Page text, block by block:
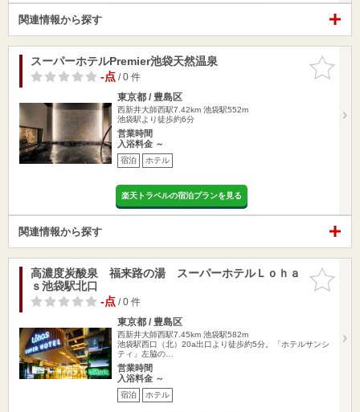
関連情報から探す
お気に入
りに追加
スーパーホテルPremier池袋天然温泉
-点/ 0 件
東京都 / 豊島区
西新井大師西駅7.42km 池袋駅552m
池袋駅より徒歩約6分
営業時間
入浴料金 ～
宿泊 ホテル
楽天トラベルの宿泊プランを見る
関連情報から探す
お気に入
りに追加
高濃度炭酸泉 福来路の湯 スーパーホテルＬｏｈａ
ｓ池袋駅北口
-点/ 0 件
東京都 / 豊島区
西新井大師西駅7.45km 池袋駅582m
池袋駅西口（北）20a出口より徒歩約5分。「ホテルサンシ
ティ」左脇の…
営業時間
入浴料金 ～
宿泊 ホテル